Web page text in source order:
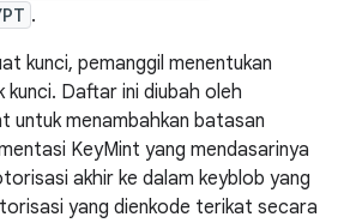
.
kunci, pemanggil menentukan
Daftar ini diubah oleh
untuk menambahkan batasan
KeyMint yang mendasarinya
akhir ke dalam keyblob yang
yang dienkode terikat secara